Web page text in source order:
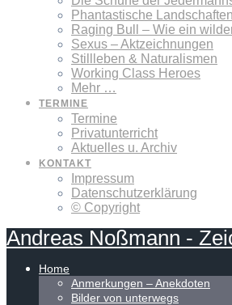
Phantastische Landschaften
Raging Bull – Wie ein
Sexus – Aktzeichnungen
Stillleben & Naturalismen
Working Class Heroes
Mehr …
TERMINE
Termine
Privatunterricht
Aktuelles u. Archiv
KONTAKT
Impressum
Datenschutzerklärung
© Copyright
Andreas Noßmann -
Home
Anmerkungen – Anekdoten
Bilder von unterwegs